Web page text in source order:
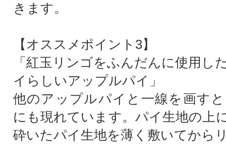
きます。
【オススメポイント3】
「紅玉リンゴをふんだんに使用し
イらしいアップルパイ」
他のアップルパイと一線を画す
にも現れています。パイ生地の上
砕いたパイ生地を薄く敷いてから